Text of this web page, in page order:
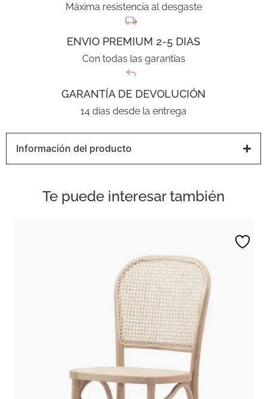
Máxima resistencia al desgaste
ENVIO PREMIUM 2-5 DIAS
Con todas las garantías
GARANTÍA DE DEVOLUCIÓN
14 días desde la entrega
Información del producto
Te puede interesar también